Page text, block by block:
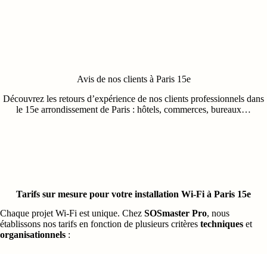
Avis de nos clients à Paris 15e
Découvrez les retours d’expérience de nos clients professionnels dans
le 15e arrondissement de Paris : hôtels, commerces, bureaux…
Tarifs sur mesure pour votre installation Wi-Fi à Paris 15e
Chaque projet Wi-Fi est unique. Chez SOSmaster Pro, nous
établissons nos tarifs en fonction de plusieurs critères techniques et
organisationnels :